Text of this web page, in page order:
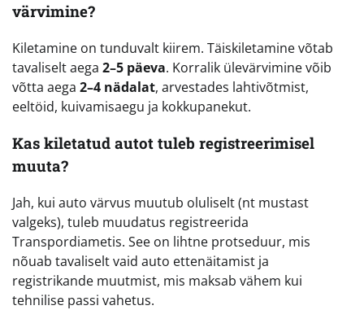
värvimine?
Kiletamine on tunduvalt kiirem. Täiskiletamine võtab
tavaliselt aega 2–5 päeva. Korralik ülevärvimine võib
võtta aega 2–4 nädalat, arvestades lahtivõtmist,
eeltöid, kuivamisaegu ja kokkupanekut.
Kas kiletatud autot tuleb registreerimisel
muuta?
Jah, kui auto värvus muutub oluliselt (nt mustast
valgeks), tuleb muudatus registreerida
Transpordiametis. See on lihtne protseduur, mis
nõuab tavaliselt vaid auto ettenäitamist ja
registrikande muutmist, mis maksab vähem kui
tehnilise passi vahetus.